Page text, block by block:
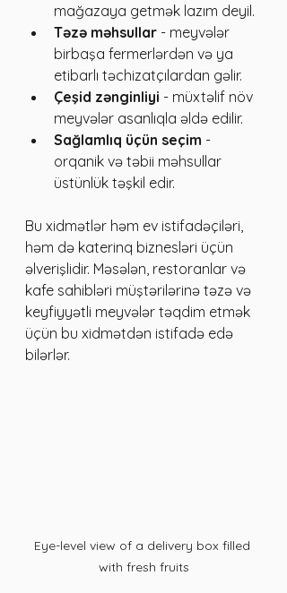
mağazaya getmək lazım deyil.
Təzə məhsullar - meyvələr
birbaşa fermerlərdən və ya
etibarlı təchizatçılardan gəlir.
Çeşid zənginliyi - müxtəlif növ
meyvələr asanlıqla əldə edilir.
Sağlamlıq üçün seçim -
orqanik və təbii məhsullar
üstünlük təşkil edir.
Bu xidmətlər həm ev istifadəçiləri,
həm də katerinq biznesləri üçün
əlverişlidir. Məsələn, restoranlar və
kafe sahibləri müştərilərinə təzə və
keyfiyyətli meyvələr təqdim etmək
üçün bu xidmətdən istifadə edə
bilərlər.
Eye-level view of a delivery box filled
with fresh fruits